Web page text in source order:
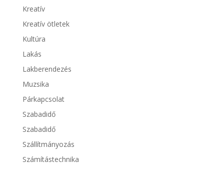
Kreatív
Kreatív ötletek
Kultúra
Lakás
Lakberendezés
Muzsika
Párkapcsolat
Szabadidő
Szabadidő
Szállítmányozás
Számítástechnika